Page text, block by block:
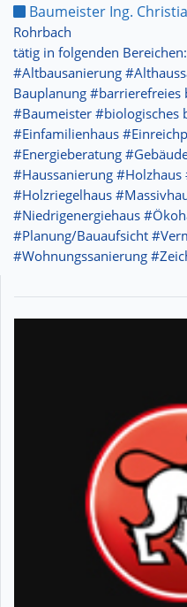
Baumeister Ing.
Rohrbach
tätig in folgenden
#Altbausanierung
Bauplanung #barrierefreies
#Baumeister #biologisches
#Einfamilienhaus
#Energieberatung
#Haussanierung
#Holzriegelhaus
#Niedrigenergiehaus
#Planung/Bauaufsicht
#Wohnungssanierung